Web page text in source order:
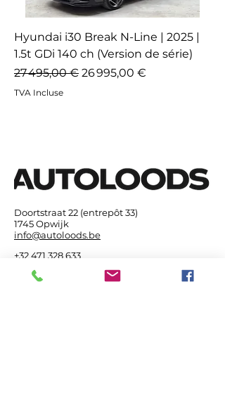
Hyundai i30 Break N-Line | 2025 |
1.5t GDi 140 ch (Version de série)
Prix original
27 495,00 € Prix promotionnel
26 995,00 €
TVA Incluse
Doortstraat 22 (entrepôt 33)
1745 Opwijk
info@autoloods.be
+32 471 328 633
+32 471 328 633